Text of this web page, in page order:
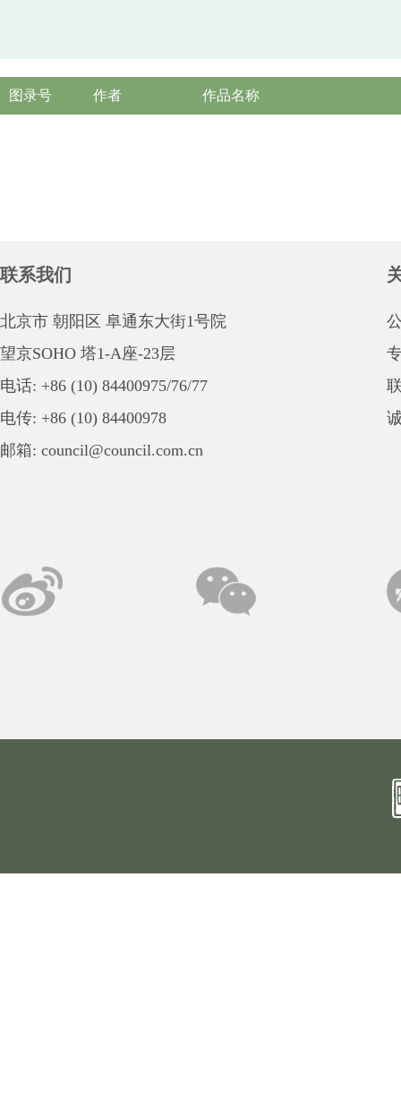
图录号 作者 作品名称
联系我们
北京市 朝阳区 阜通东大街1号院
望京SOHO 塔1-A座-23层
电话: +86 (10) 84400975/76/77
电传: +86 (10) 84400978
邮箱: council@council.com.cn